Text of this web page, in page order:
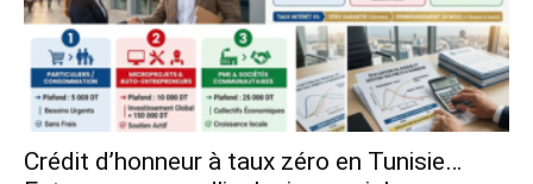
Crédit d’honneur à taux zéro en Tunisie…